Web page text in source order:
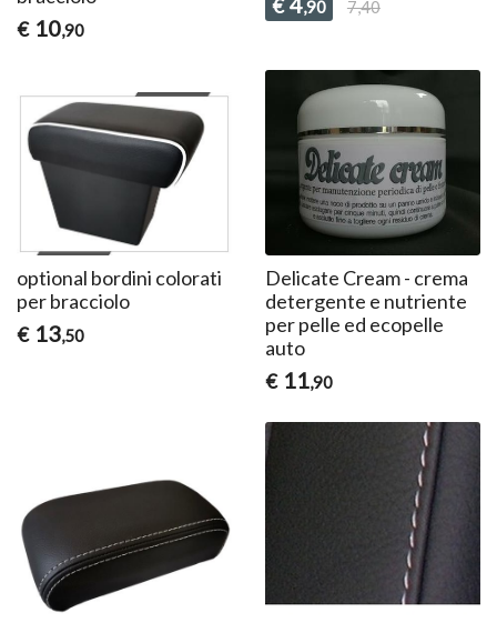
€ 10,90
€
,90 7,40
optional bordini colorati
per bracciolo
€ 13,50
Delicate Cream - crema
detergente e nutriente
per pelle ed ecopelle
auto
€ 11,90